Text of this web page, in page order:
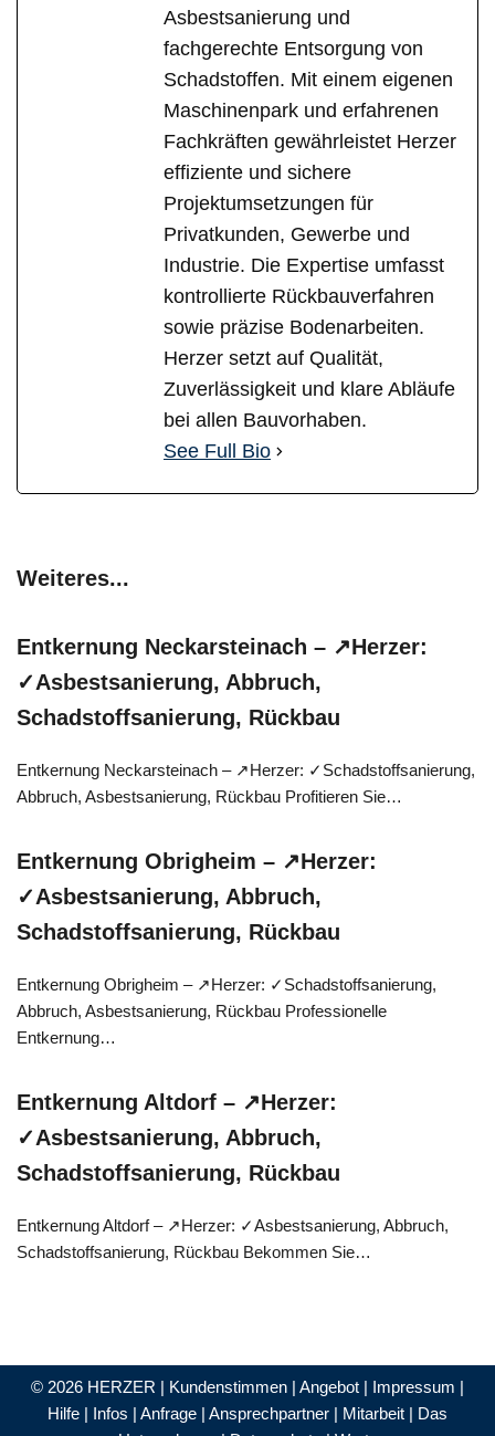
Asbestsanierung und
fachgerechte Entsorgung von
Schadstoffen. Mit einem eigenen
Maschinenpark und erfahrenen
Fachkräften gewährleistet Herzer
effiziente und sichere
Projektumsetzungen für
Privatkunden, Gewerbe und
Industrie. Die Expertise umfasst
kontrollierte Rückbauverfahren
sowie präzise Bodenarbeiten.
Herzer setzt auf Qualität,
Zuverlässigkeit und klare Abläufe
bei allen Bauvorhaben.
See Full Bio
Weiteres...
Entkernung Neckarsteinach – ↗️Herzer:
✓Asbestsanierung, Abbruch,
Schadstoffsanierung, Rückbau
Entkernung Neckarsteinach – ↗️Herzer: ✓Schadstoffsanierung,
Abbruch, Asbestsanierung, Rückbau Profitieren Sie…
Entkernung Obrigheim – ↗️Herzer:
✓Asbestsanierung, Abbruch,
Schadstoffsanierung, Rückbau
Entkernung Obrigheim – ↗️Herzer: ✓Schadstoffsanierung,
Abbruch, Asbestsanierung, Rückbau Professionelle
Entkernung…
Entkernung Altdorf – ↗️Herzer:
✓Asbestsanierung, Abbruch,
Schadstoffsanierung, Rückbau
Entkernung Altdorf – ↗️Herzer: ✓Asbestsanierung, Abbruch,
Schadstoffsanierung, Rückbau Bekommen Sie…
© 2026 HERZER | Kundenstimmen | Angebot | Impressum |
Hilfe | Infos | Anfrage | Ansprechpartner | Mitarbeit | Das